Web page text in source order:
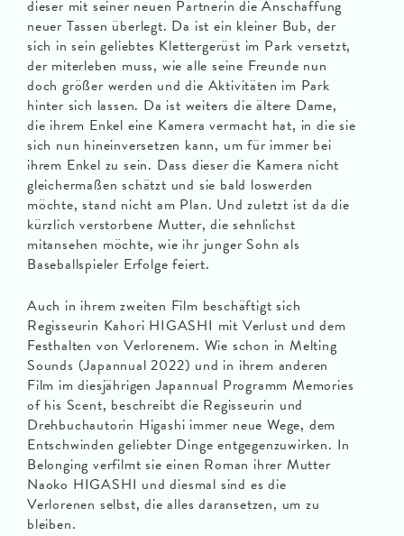
dieser mit seiner neuen Partnerin die Anschaffung
neuer Tassen überlegt. Da ist ein kleiner Bub, der
sich in sein geliebtes Klettergerüst im Park versetzt,
der miterleben muss, wie alle seine Freunde nun
doch größer werden und die Aktivitäten im Park
hinter sich lassen. Da ist weiters die ältere Dame,
die ihrem Enkel eine Kamera vermacht hat, in die sie
sich nun hineinversetzen kann, um für immer bei
ihrem Enkel zu sein. Dass dieser die Kamera nicht
gleichermaßen schätzt und sie bald loswerden
möchte, stand nicht am Plan. Und zuletzt ist da die
kürzlich verstorbene Mutter, die sehnlichst
mitansehen möchte, wie ihr junger Sohn als
Baseballspieler Erfolge feiert.
Auch in ihrem zweiten Film beschäftigt sich
Regisseurin Kahori HIGASHI mit Verlust und dem
Festhalten von Verlorenem. Wie schon in Melting
Sounds (Japannual 2022) und in ihrem anderen
Film im diesjährigen Japannual Programm Memories
of his Scent, beschreibt die Regisseurin und
Drehbuchautorin Higashi immer neue Wege, dem
Entschwinden geliebter Dinge entgegenzuwirken. In
Belonging verfilmt sie einen Roman ihrer Mutter
Naoko HIGASHI und diesmal sind es die
Verlorenen selbst, die alles daransetzen, um zu
bleiben.